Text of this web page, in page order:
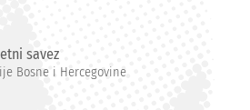
savez
Bosne i Hercegovine